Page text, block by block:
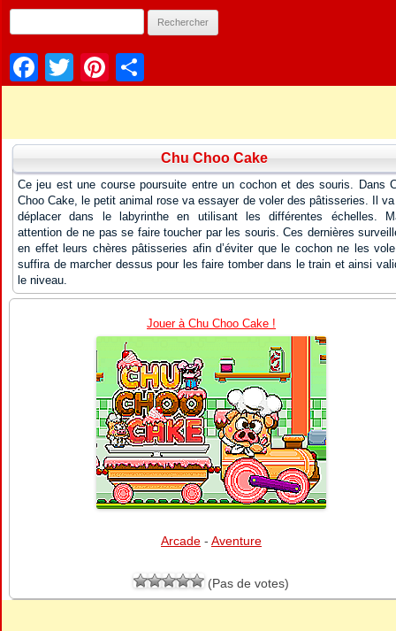
Facebook
TwitterPinterest
Chu Choo Cake
Ce jeu est une course poursuite entre un cochon et des souris. Dans
Choo Cake, le petit animal rose va essayer de voler des pâtisseries. Il
déplacer dans le labyrinthe en utilisant les différentes échelles.
attention de ne pas se faire toucher par les souris. Ces dernières
en effet leurs chères pâtisseries afin d’éviter que le cochon ne les
suffira de marcher dessus pour les faire tomber dans le train et ainsi
le niveau.
Jouer à Chu Choo Cake !
Arcade - Aventure
(Pas de votes)